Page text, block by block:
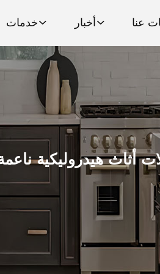
خدمات أخبار عنا
أثاث هيدروليكية